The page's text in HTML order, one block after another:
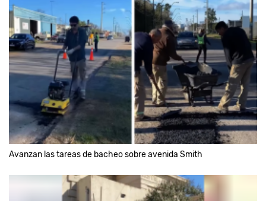
Avanzan las tareas de bacheo sobre avenida Smith